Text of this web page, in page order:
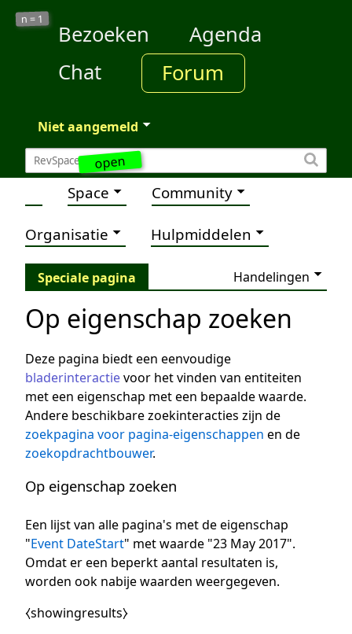
open
n = 1
Bezoeken
Agenda
Chat
Forum
Niet aangemeld
Space Community
Organisatie Hulpmiddelen
Speciale pagina Handelingen
Op eigenschap zoeken
Deze pagina biedt een eenvoudige
bladerinteractievoor het vinden van entiteiten
met een eigenschap met een bepaalde waarde.
Andere beschikbare zoekinteracties zijn de
zoekpagina voor pagina-eigenschappen en de
zoekopdrachtbouwer.
Op eigenschap zoeken
Een lijst van alle pagina's met de eigenschap
"Event DateStart" met waarde "23 May 2017".
Omdat er een beperkt aantal resultaten is,
worden ook nabije waarden weergegeven.
⧼showingresults⧽